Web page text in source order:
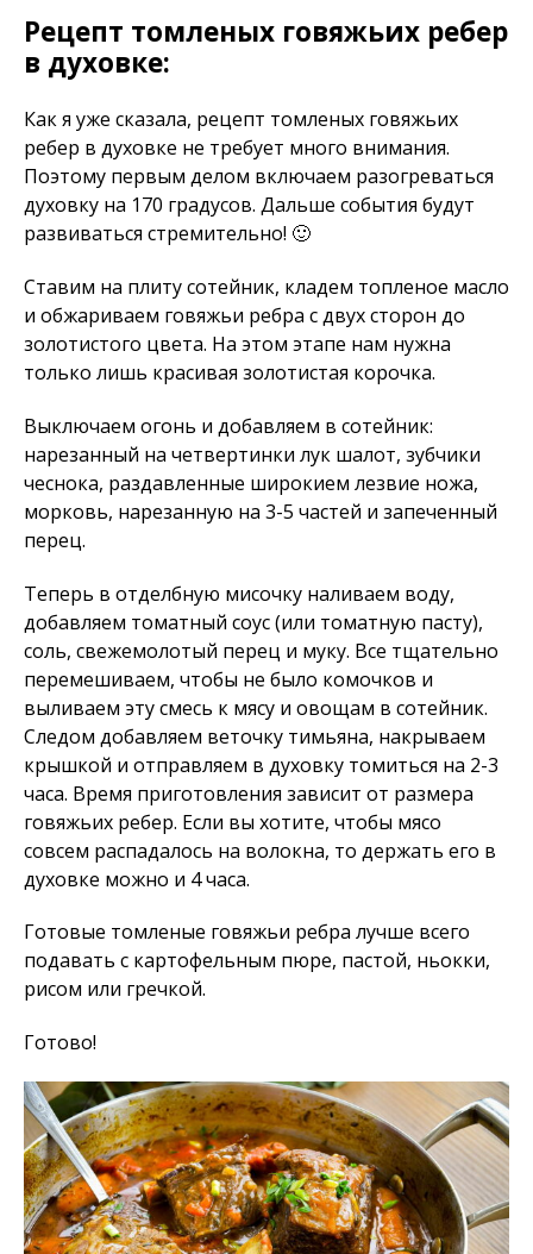
Рецепт томленых говяжьих ребер
в духовке:
Как я уже сказала, рецепт томленых говяжьих
ребер в духовке не требует много внимания.
Поэтому первым делом включаем разогреваться
духовку на 170 градусов. Дальше события будут
развиваться стремительно! 🙂
Ставим на плиту сотейник, кладем топленое масло
и обжариваем говяжьи ребра с двух сторон до
золотистого цвета. На этом этапе нам нужна
только лишь красивая золотистая корочка.
Выключаем огонь и добавляем в сотейник:
нарезанный на четвертинки лук шалот, зубчики
чеснока, раздавленные широкием лезвие ножа,
морковь, нарезанную на 3-5 частей и запеченный
перец.
Теперь в отделбную мисочку наливаем воду,
добавляем томатный соус (или томатную пасту),
соль, свежемолотый перец и муку. Все тщательно
перемешиваем, чтобы не было комочков и
выливаем эту смесь к мясу и овощам в сотейник.
Следом добавляем веточку тимьяна, накрываем
крышкой и отправляем в духовку томиться на 2-3
часа. Время приготовления зависит от размера
говяжьих ребер. Если вы хотите, чтобы мясо
совсем распадалось на волокна, то держать его в
духовке можно и 4 часа.
Готовые томленые говяжьи ребра лучше всего
подавать с картофельным пюре, пастой, ньокки,
рисом или гречкой.
Готово!